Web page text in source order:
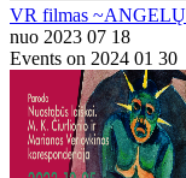
VR filmas
nuo 2023 07 18
Events on 2024 01 30